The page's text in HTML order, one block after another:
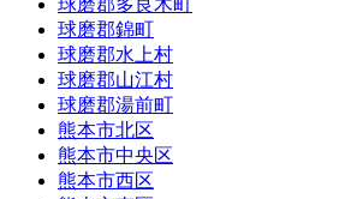
球磨郡多良木町
球磨郡錦町
球磨郡水上村
球磨郡山江村
球磨郡湯前町
熊本市北区
熊本市中央区
熊本市西区